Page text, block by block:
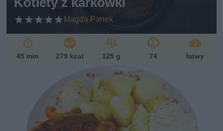
Magda Panek
45 min 279 kcal 125 g 74 łatwy